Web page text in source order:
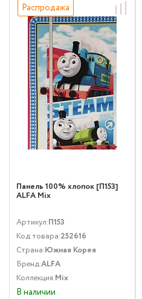
Распродажа
Панель 100% хлопок [П153]
ALFA Mix
Артикул:П153
Код товара:252616
Страна:Южная Корея
Бренд:ALFA
Коллекция:Mix
В наличии